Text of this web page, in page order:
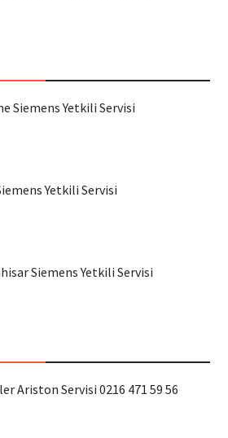
Siemens Yetkili Servisi
Yetkili Servisi
Siemens Yetkili Servisi
Ariston Servisi 0216 471 59 56